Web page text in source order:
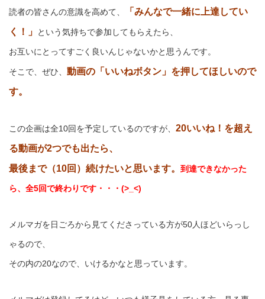
読者の皆さんの意識を高めて、
「みんなで一緒に上達してい
く！」
という気持ちで参加してもらえたら、
お互いにとってすごく良いんじゃないかと思うんです。
そこで、ぜひ、 動画の「いいねボタン」を押してほしいので
す。
この企画は全10回を予定しているのですが、 20いいね！を超え
る動画が2つでも出たら、
最後まで（10回）続けたいと思います。 到達できなかった
ら、全5回で終わりです・・・(>_<)
メルマガを日ごろから見てくださっている方が50人ほどいらっし
ゃるので、
その内の20なので、いけるかなと思っています。